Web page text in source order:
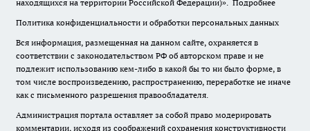
находящихся на территории Российской Федерации)». Подробнее
Политика конфиденциальности и обработки персональных данных
Вся информация, размещенная на данном сайте, охраняется в
соответствии с законодательством РФ об авторском праве и не
подлежит использованию кем-либо в какой бы то ни было форме, в
том числе воспроизведению, распространению, переработке не иначе
как с письменного разрешения правообладателя.
Администрация портала оставляет за собой право модерировать
комментарии, исходя из соображений сохранения конструктивности